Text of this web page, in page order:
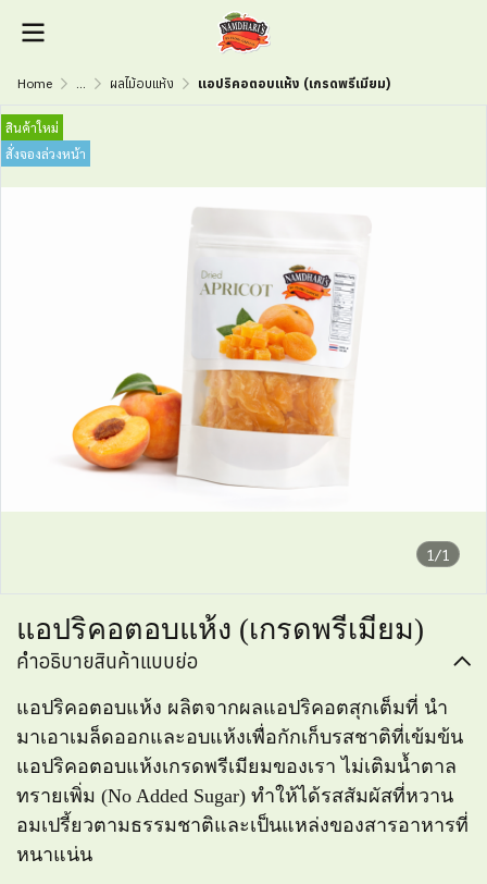
Home ... ผลไม้อบแห้ง แอปริคอตอบแห้ง (เกรดพรีเมียม)
1/1
สินค้าใหม่
สั่งจองล่วงหน้า
แอปริคอตอบแห้ง (เกรดพรีเมียม)
คำอธิบายสินค้าแบบย่อ
แอปริคอตอบแห้ง ผลิตจากผลแอปริคอตสุกเต็มที่ นำ
มาเอาเมล็ดออกและอบแห้งเพื่อกักเก็บรสชาติที่เข้มข้น
แอปริคอตอบแห้งเกรดพรีเมียมของเรา ไม่เติมน้ำตาล
ทรายเพิ่ม (No Added Sugar) ทำให้ได้รสสัมผัสที่หวาน
อมเปรี้ยวตามธรรมชาติและเป็นแหล่งของสารอาหารที่
หนาแน่น